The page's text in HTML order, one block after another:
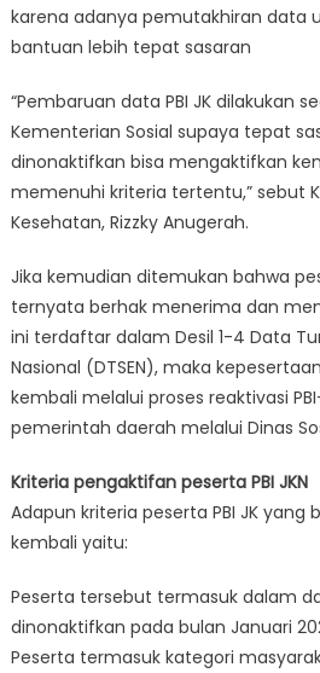
karena adanya pemutakhiran data
bantuan lebih tepat sasaran
“Pembaruan data PBI JK dilakukan
Kementerian Sosial supaya tepat
dinonaktifkan bisa mengaktifkan
memenuhi kriteria tertentu,” sebut
Kesehatan, Rizzky Anugerah.
Jika kemudian ditemukan bahwa
ternyata berhak menerima dan
ini terdaftar dalam Desil 1-4 Data
Nasional (DTSEN), maka
kembali melalui proses reaktivasi
pemerintah daerah melalui Dinas
Kriteria pengaktifan peserta PBI JKN
Adapun kriteria peserta PBI JK yang
kembali yaitu:
Peserta tersebut termasuk dalam
dinonaktifkan pada bulan Januari
Peserta termasuk kategori